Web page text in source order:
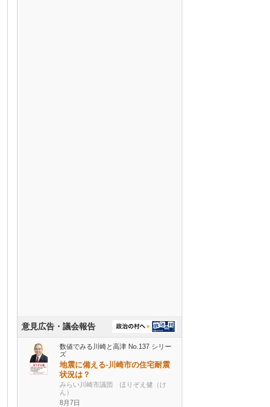
意見広告・議会報告
数値でみる川崎と高津 No.137 シリー
ズ
地震に備える-川崎市の住宅耐震
状況は？
みらい川崎市議団 ほりぞえ健（け
ん）
8月7日